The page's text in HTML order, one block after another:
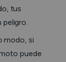
tus
peligro.
modo, si
puede